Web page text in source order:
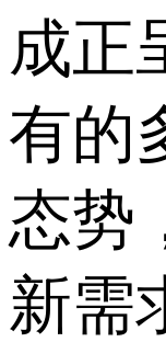
成正
有的
态势
新需